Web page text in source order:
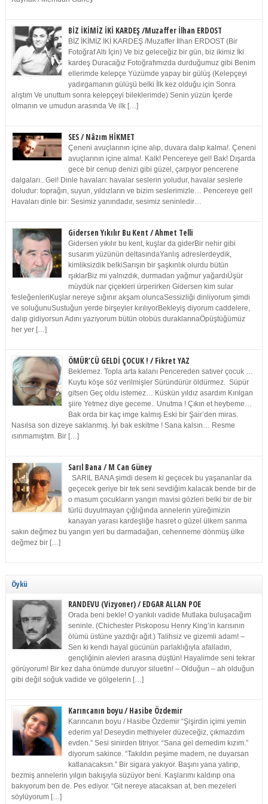
BİZ İKİMİZ İKİ KARDEŞ /Muzaffer İlhan ERDOST
BİZ İKİMİZ İKİ KARDEŞ /Muzaffer İlhan ERDOST (Bir
Fotoğraf Altı İçin) Ve biz geleceğiz bir gün, biz ikimiz İki
kardeş Duracağız Fotoğrafımızda durduğumuz gibi Benim
ellerimde kelepçe Yüzümde yapay bir gülüş (Kelepçeyi
yadırgamanın gülüşü belki İlk kez olduğu için Sonra
alıştım Ve unuttum sonra kelepçeyi bileklerimde) Senin yüzün İçerde
olmanın ve umudun arasında Ve ilk […]
SES / Nâzım HİKMET
Çeneni avuçlarının içine alıp, duvara dalıp kalma!. Çeneni
avuçlarının içine alma!. Kalk! Pencereye gel! Bak! Dışarda
gece bir cenup denizi gibi güzel, çarpıyor pencerene
dalgaları.. Gel! Dinle havaları: havalar seslerin yoludur, havalar seslerle
doludur: toprağın, suyun, yıldızların ve bizim seslerimizle… Pencereye gel!
Havaları dinle bir: Sesimiz yanındadır, sesimiz seninledir…
Gidersen Yıkılır Bu Kent / Ahmet Telli
Gidersen yıkılır bu kent, kuşlar da giderBir nehir gibi
susarım yüzünün deltasındaYanlış adreslerdeydik,
kimliksizdik belkiSarışın bir şaşkınlık olurdu bütün
ışıklarBiz mi yalnızdık, durmadan yağmur yağardıÜşür
müydük nar çiçekleri ürperirken Gidersen kim sular
fesleğenleriKuşlar nereye sığınır akşam oluncaSessizliği dinliyorum şimdi
ve soluğunuSustuğun yerde birşeyler kırılıyorBekleyiş diyorum caddelere,
dalıp gidiyorsun Adını yazıyorum bütün otobüs duraklarınaÖpüştüğümüz
her yer […]
ÖMÜR’CÜ GELDİ ÇOCUK ! / Fikret YAZ
Beklemez. Topla arta kalanı Pencereden satıver çocuk …
Kuytu köşe söz verilmişler Süründürür öldürmez. Süpür
gitsen Geç oldu istemez… Küskün yıldız asardım Kırılgan
şiire Yetmez diye geceme.. Unutma ! Çıkın et heybeme…
Bak orda bir kaç imge kalmış Eski bir Şair’den miras.
Nasılsa son dizeye saklanmış. İyi bak eskitme ! Sana kalsın… Resme
ısınmamıştım. Bir […]
Sarıl Bana / M Can Güney
SARIL BANA şimdi desem ki geçecek bu yaşananlar da
geçecek geriye bir tek seni sevdiğim kalacak bende bir de
o masum çocukların yangın mavisi gözleri belki bir de bir
türlü duyulmayan çığlığında annelerin yüreğimizin
kanayan yarası kardeşliğe hasret o güzel ülkem sanma
sakın değmez bu yangın yeri bu darmadağan, cehenneme dönmüş ülke
değmez bir […]
Öykü
RANDEVU (Vizyoner) / EDGAR ALLAN POE
Orada beni bekle! O yankılı vadide Mutlaka buluşacağım
seninle. (Chichester Piskoposu Henry King’in karısının
ölümü üstüne yazdığı ağıt.) Talihsiz ve gizemli adam! –
Sen ki kendi hayal gücünün parlaklığıyla afalladın,
gençliğinin alevleri arasına düştün! Hayalimde seni tekrar
görüyorum! Bir kez daha önümde duruyor siluetin! – Olduğun – ah olduğun
gibi değil soğuk vadide ve gölgelerin […]
Karıncanın boyu / Hasibe Özdemir
Karıncanın boyu / Hasibe Özdemir “Şişirdin içimi yemin
ederim ya! Deseydin methiyeler düzeceğiz, çıkmazdım
evden.” Sesi sinirden titriyor. “Sana gel demedim kızım.”
diyorum sakince. “Takıldın peşime madem, ne duyarsan
katlanacaksın.” Bir sigara yakıyor. Başını yana yatırıp,
bezmiş annelerin yılgın bakışıyla süzüyor beni. Kaşlarımı kaldırıp ona
bakıyorum ben de. Pes ediyor. “Git nereye atacaksan at, ben mezeleri
söylüyorum […]